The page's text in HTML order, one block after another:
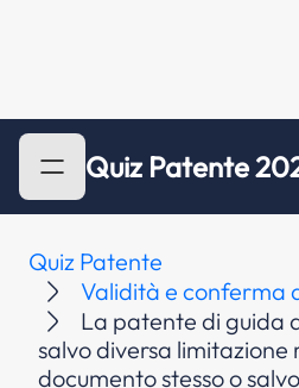
Quiz Patente
Quiz Patente
Validità e conferma
La patente di guida
salvo diversa limitazione
documento stesso o